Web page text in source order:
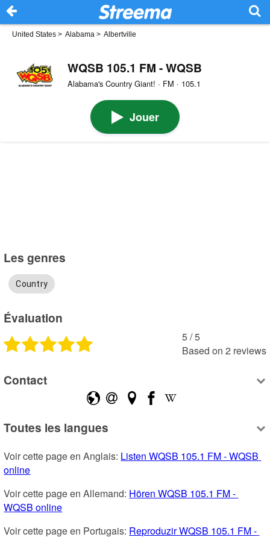
United States > Alabama > Albertville
WQSB 105.1 FM - WQSB
Alabama's Country Giant! · FM · 105.1
Jouer
Les genres
Country
Évaluation
5 /5
Based on 2 reviews
Contact
Toutes les langues
Voir cette page en Anglais: Listen WQSB 105.1 FM - WQSB
online
Voir cette page en Allemand: Hören WQSB 105.1 FM -
WQSB online
Voir cette page en Portugais: Reproduzir WQSB 105.1 FM -